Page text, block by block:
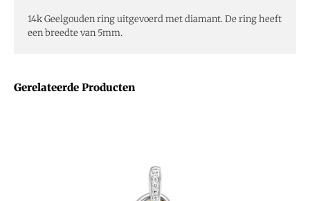
Gerelateerde Producten
14k Geelgouden ring uitgevoerd met diamant. De ring heeft
een breedte van 5mm.